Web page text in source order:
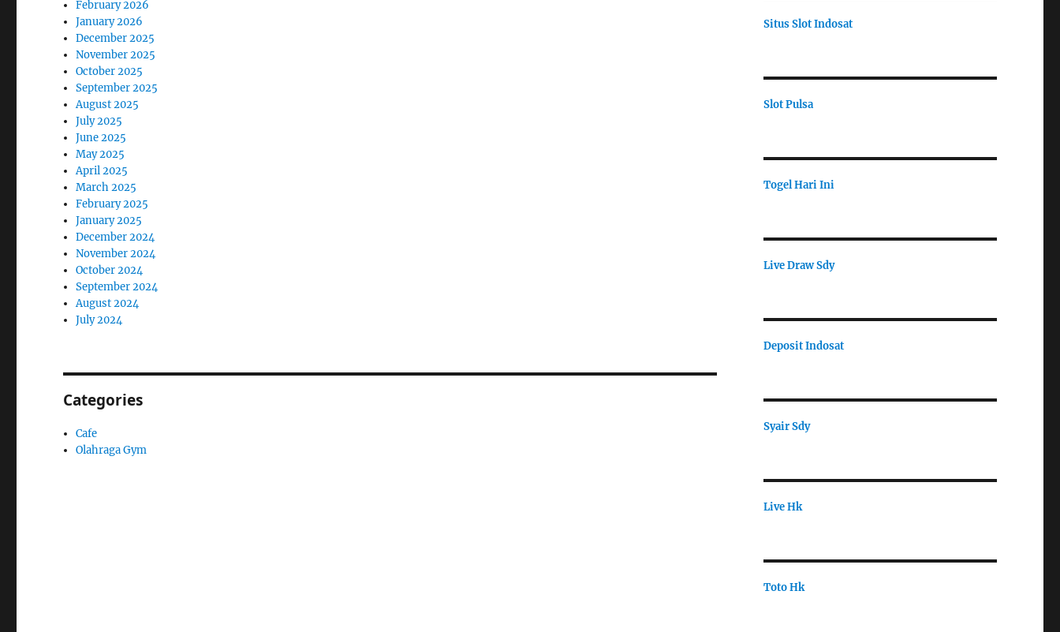
February 2026
January 2026
December 2025
November 2025
October 2025
September 2025
August 2025
July 2025
June 2025
May 2025
April 2025
March 2025
February 2025
January 2025
December 2024
November 2024
October 2024
September 2024
August 2024
July 2024
Categories
Cafe
Olahraga Gym
Situs Slot Indosat
Slot Pulsa
Togel Hari Ini
Live Draw Sdy
Deposit Indosat
Syair Sdy
Live Hk
Toto Hk